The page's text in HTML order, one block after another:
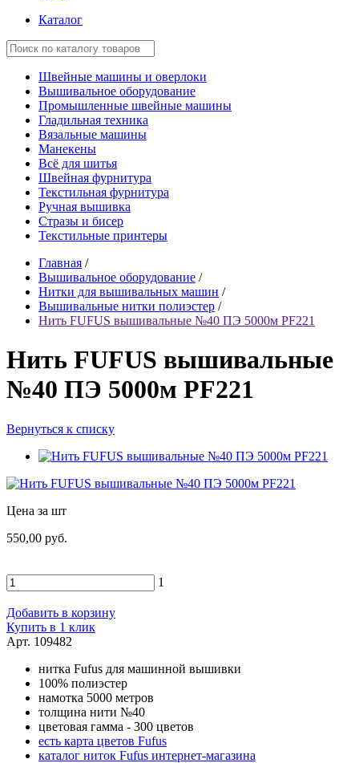
Каталог
Швейные машины и оверлоки
Вышивальное оборудование
Промышленные швейные машины
Гладильная техника
Вязальные машины
Манекены
Всё для шитья
Швейная фурнитура
Текстильная фурнитура
Ручная вышивка
Стразы и бисер
Текстильные принтеры
Главная /
Вышивальное оборудование /
Нитки для вышивальных машин /
Вышивальные нитки полиэстер /
Нить FUFUS вышивальные №40 ПЭ 5000м PF221
Нить FUFUS вышивальные
№40 ПЭ 5000м PF221
Вернуться к списку
Цена за шт
550,00 руб.
1
Добавить в корзину
Купить в 1 клик
Арт. 109482
нитка Fufus для машинной вышивки
100% полиэстер
намотка 5000 метров
толщина нити №40
цветовая гамма - 300 цветов
есть карта цветов Fufus
каталог ниток Fufus интернет-магазина